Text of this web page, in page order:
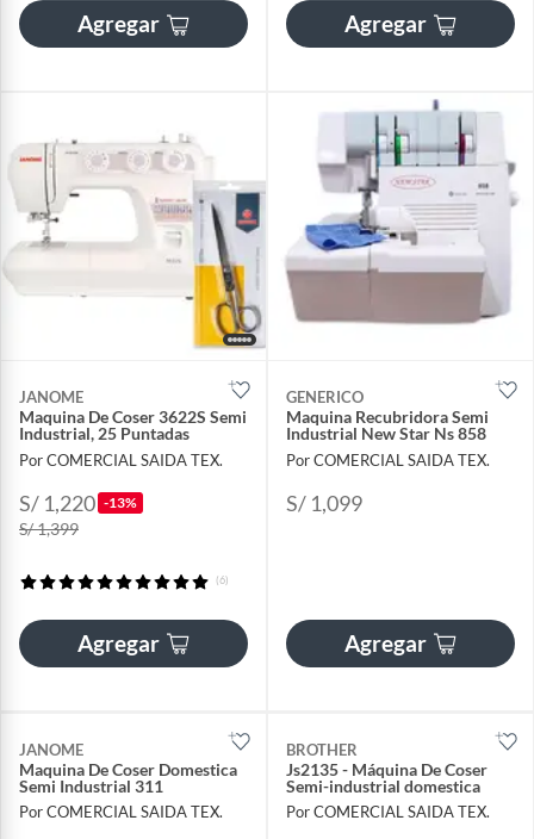
Agregar Agregar
JANOME
Maquina De Coser 3622S Semi
Industrial, 25 Puntadas
Por COMERCIAL SAIDA TEX.
S/ 1,220 -13%
S/ 1,399
(6)
Agregar
GENERICO
Maquina Recubridora Semi
Industrial New Star Ns 858
Por COMERCIAL SAIDA TEX.
S/ 1,099
Agregar
JANOME
Maquina De Coser Domestica
Semi Industrial 311
Por COMERCIAL SAIDA TEX.
BROTHER
Js2135 - Máquina De Coser
Semi-industrial domestica
Por COMERCIAL SAIDA TEX.